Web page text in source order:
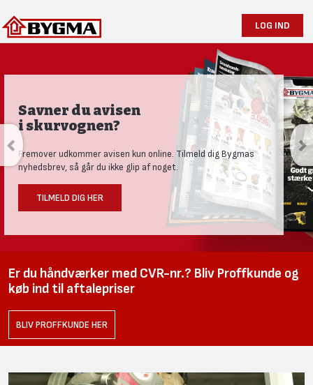
LOG IND
Savner du avisen
i skurvognen?
Fremover udkommer avisen kun online. Tilmeld dig Bygmas
nyhedsbrev, så går du ikke glip af noget.
TILMELD DIG HER
Er du håndværker med CVR-nr.? Bliv Proffkunde og
køb ind til aftalepriser
BLIV PROFFKUNDE HER